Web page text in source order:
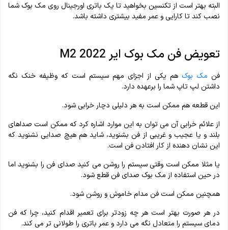
البته بهتر است از تکنسین بخواهید تا یک باتری اورجینال روی مک بوک شما
نصب کند تا کارایی و عمر مفید بیشتری داشته باشد.
تعویض فن مک بوک ایر M2 2022
فن مک بوک هم یکی از اجزای مهم سیستم است که وظیفه خنک نگه
داشتن لپ تاپ شما را برعهده دارد.
این قطعه هم ممکن است به هر دلیلی دچار خرابی شود.
از علائم خرابی آن می توان به این موارد اشاره کرد که ممکن است صداهای
بلند و یا عجیب و غریبی از فن بشنوید، شاید هم هیچ صدایی نشنوید که
این نشان دهنده از کار افتادن فن است.
یا مثلا ممکن است وقتی سیستم را روشن می کنید صدای فن را بشنوید اما
در حین استفاده از مک بوک صدای فن قطع شود.
همچنین ممکن است فن مدام خاموش و روشن شود.
در هر صورت بهتر است هر چه زودتر برای تعمیر اقدام کنید، چرا که فن
دمای سیستم را متعادل نگه می دارد و عمر باتری را طولانی تر می کند.